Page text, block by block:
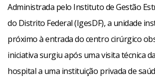
Administrada pelo Instituto de Gestão
do Distrito Federal (IgesDF), a unidade
próximo à entrada do centro cirúrgico
iniciativa surgiu após uma visita técnica
hospital a uma instituição privada de